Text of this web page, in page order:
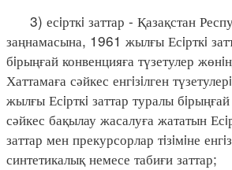
3) есiрткi заттар - Қазақстан
заңнамасына, 1961 жылғы Есiрткi
бiрыңғай конвенцияға түзетулер
Хаттамаға сәйкес енгiзiлген
жылғы Есiрткi заттар туралы бiрыңғай
сәйкес бақылау жасалуға жататын
заттар мен прекурсорлар тiзiмiне
синтетикалық немесе табиғи заттар;